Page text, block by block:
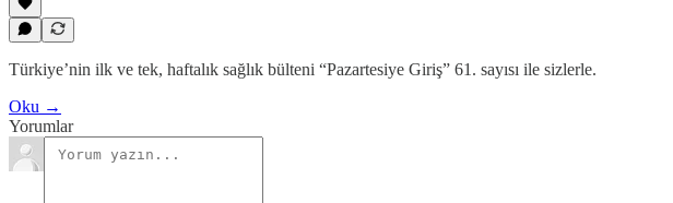
Türkiye’nin ilk ve tek, haftalık sağlık bülteni “Pazartesiye Giriş” 61. sayısı ile sizlerle.
Oku →
Yorumlar